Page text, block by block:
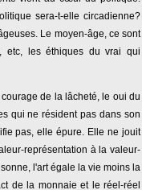
sera-t-elle circadienne?
Le moyen-âge, ce sont
etc, les éthiques du vrai qui
de la lâcheté, le oui du
qui ne résident pas dans son
pas, elle épure. Elle ne jouit
représentation à la valeur-
l'art égale la vie moins la
de la monnaie et le réel-réel